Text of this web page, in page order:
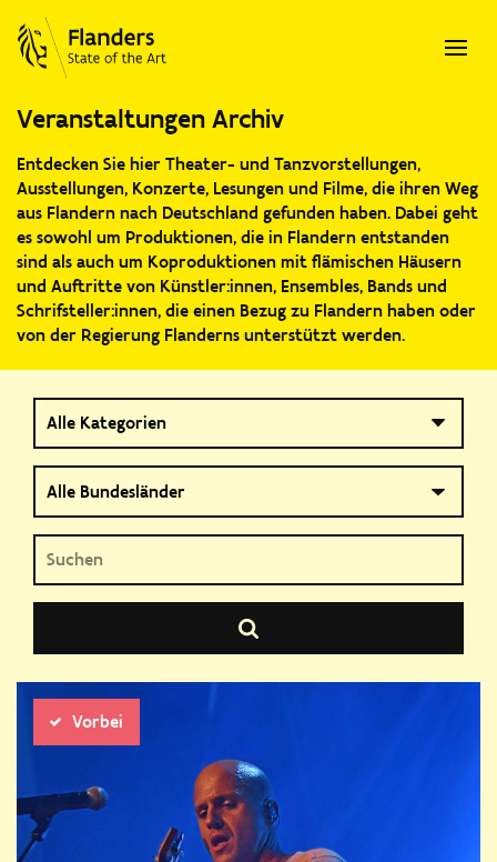
Veranstaltungen Archiv
Entdecken Sie hier Theater- und Tanzvorstellungen,
Ausstellungen, Konzerte, Lesungen und Filme, die ihren Weg
aus Flandern nach Deutschland gefunden haben. Dabei geht
es sowohl um Produktionen, die in Flandern entstanden
sind als auch um Koproduktionen mit flämischen Häusern
und Auftritte von Künstler:innen, Ensembles, Bands und
Schrifsteller:innen, die einen Bezug zu Flandern haben oder
von der Regierung Flanderns unterstützt werden.
Vorbei